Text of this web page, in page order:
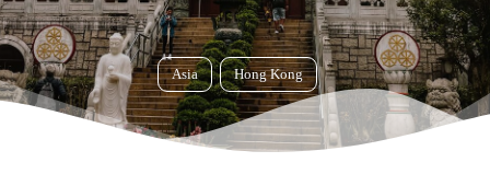
Asia Hong Kong